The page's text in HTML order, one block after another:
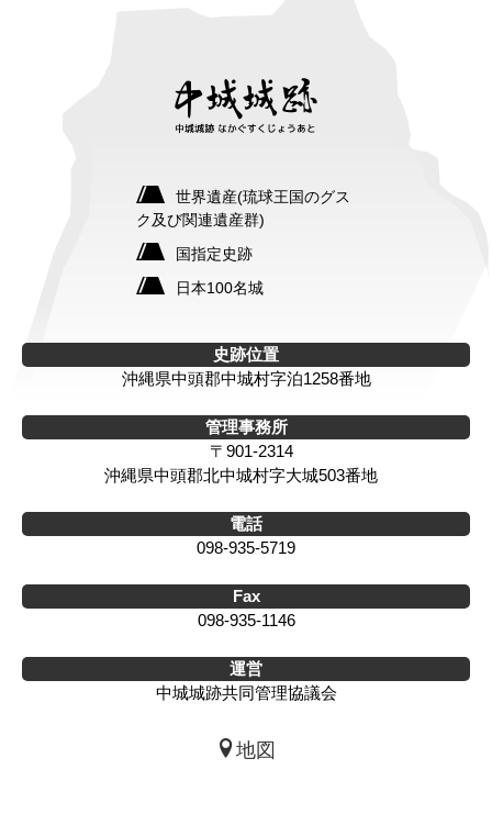
世界遺産(琉球王国のグス
ク及び関連遺産群)
国指定史跡
日本100名城
史跡位置
沖縄県中頭郡中城村字泊1258番地
管理事務所
〒901-2314
沖縄県中頭郡北中城村字大城503番地
電話
098-935-5719
Fax
098-935-1146
運営
中城城跡共同管理協議会
地図